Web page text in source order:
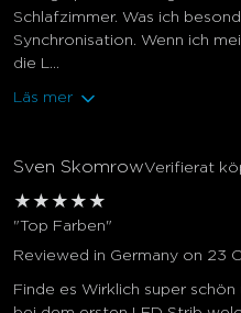
Schlafzimmer. Was ich
Synchronisation. Wenn ich
die L...
Läs mer
Sven SkomrowVerifierat
★ ★ ★ ★ ★
"Top Farben"
Reviewed in Germany on 23
Finde es Wirklich super